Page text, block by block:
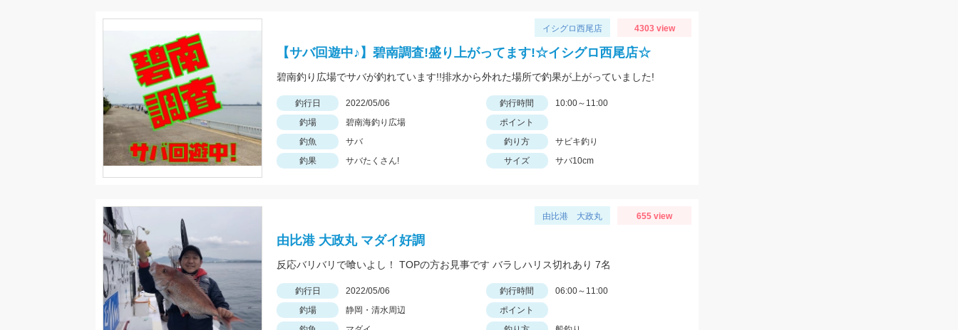
イシグロ西尾店 4303 view
【サバ回遊中♪】碧南調査!盛り上がってます!☆イシグロ西尾店☆
碧南釣り広場でサバが釣れています!!排水から外れた場所で釣果が上がっていました!
釣行日 2022/05/06 釣行時間
10:00～11:00
釣場
碧南海釣り広場
ポイント
釣魚
サバ 釣り方
サビキ釣り
釣果
サバたくさん! サイズ サバ10cm
由比港 大政丸 655 view
由比港 大政丸 マダイ好調
反応バリバリで喰いよし！ TOPの方お見事です バラしハリス切れあり 7名
釣行日 2022/05/06 釣行時間
06:00～11:00
釣場
静岡・清水周辺
ポイント